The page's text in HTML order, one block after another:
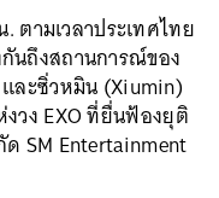
ตามเวลาประเทศไทย
นถึงสถานการณ์ของ
ละซิ่วหมิน (Xiumin)
วง EXO ที่ยื่นฟ้องยุติ
SM Entertainment